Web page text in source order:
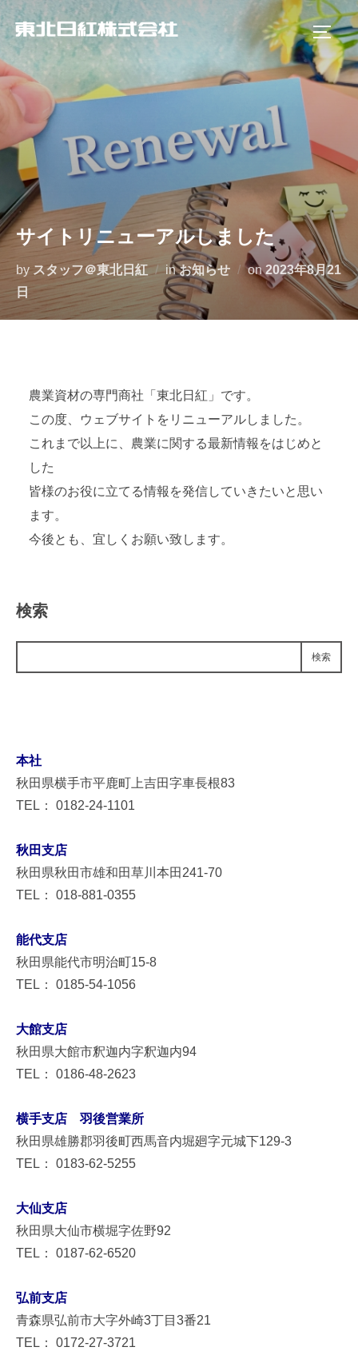
コ
ン
ン
ス
プ
サイド
サイトリニューアルしました
by スタッフ＠東北日紅 inお知らせ on投
稿
2023年8月21
日
農業資材の専門商社「東北日紅」です。
この度、ウェブサイトをリニューアルしました。
これまで以上に、農業に関する最新情報をはじめと
した
皆様のお役に立てる情報を発信していきたいと思い
ます。
今後とも、宜しくお願い致します。
検索
検索
本社
秋田県横手市平鹿町上吉田字車長根83
TEL： 0182-24-1101
秋田支店
秋田県秋田市雄和田草川本田241-70
TEL： 018-881-0355
能代支店
秋田県能代市明治町15-8
TEL： 0185-54-1056
大館支店
秋田県大館市釈迦内字釈迦内94
TEL： 0186-48-2623
横手支店 羽後営業所
秋田県雄勝郡羽後町西馬音内堀廻字元城下129-3
TEL： 0183-62-5255
大仙支店
秋田県大仙市横堀字佐野92
TEL： 0187-62-6520
弘前支店
青森県弘前市大字外崎3丁目3番21
TEL： 0172-27-3721